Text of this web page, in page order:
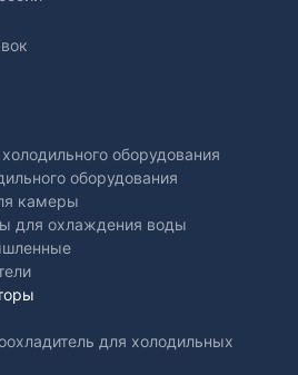
оборудования
оборудования
камеры
для охлаждения воды
для холодильных